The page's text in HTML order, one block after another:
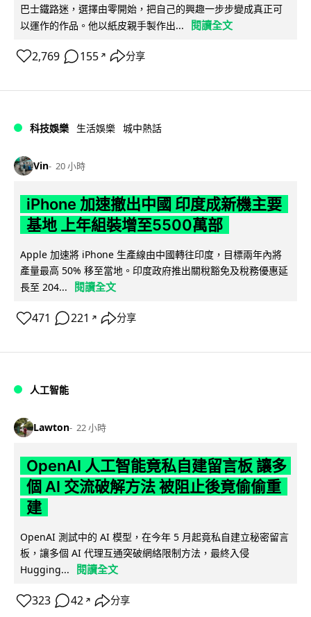
巴士鐵路迷，選擇由零開始，把自己的興趣一步步變成真正可
以運作的作品。他以紙皮親手製作出...
閱讀全文
2,769 155 ↗ 分享
科技娛樂 生活娛樂 城中熱話
Vin 20 小時
iPhone 加速撤出中國 印度成新機主要
基地 上年組裝增至5500萬部
Apple 加速將 iPhone 生產線由中國轉往印度，目標兩年內將
產量最高 50% 移至當地。印度政府推出關稅豁免及稅務優惠延
長至 204...
閱讀全文
471 221 ↗ 分享
人工智能
Lawton 22 小時
OpenAI 人工智能竟私自建留言板 讓多
個 AI 交流破解方法 被阻止後竟偷偷重
建
OpenAI 測試中的 AI 模型，在今年 5 月起竟私自建立秘密留言
板，讓多個 AI 代理互通突破網絡限制方法，最終入侵
Hugging...
閱讀全文
323 42 ↗ 分享